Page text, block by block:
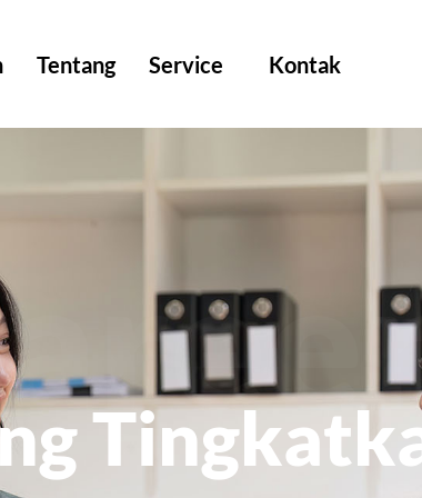
Tentang Service Kontak